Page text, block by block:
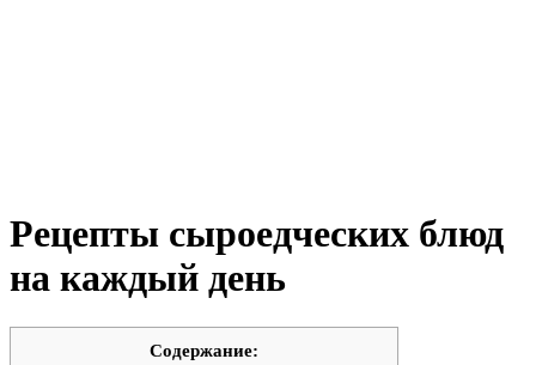
Рецепты сыроедческих блюд
на каждый день
Cодержание: